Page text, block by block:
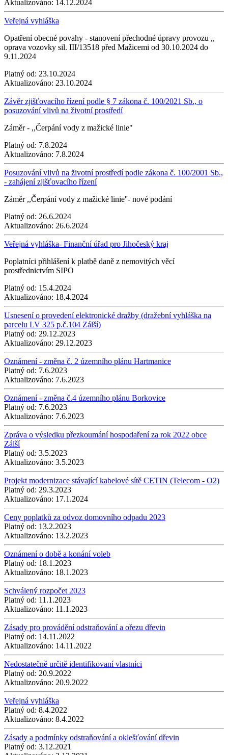
Aktualizováno: 14.12.2024
Veřejná vyhláška
Opatření obecné povahy - stanovení přechodné úpravy provozu ,,
oprava vozovky sil. III/13518 před Mažicemi od 30.10.2024 do
9.11.2024
Platný od: 23.10.2024
Aktualizováno: 23.10.2024
Závěr zjišťovacího řízení podle § 7 zákona č. 100/2021 Sb., o
posuzování vlivů na životní prostředí
Záměr - ,,Čerpání vody z mažické linie"
Platný od: 7.8.2024
Aktualizováno: 7.8.2024
Posuzování vlivů na životní prostředí podle zákona č. 100/2001 Sb.,
- zahájení zjišťovacího řízení
Záměr ,,Čerpání vody z mažické linie''- nové podání
Platný od: 26.6.2024
Aktualizováno: 26.6.2024
Veřejná vyhláška- Finanční úřad pro Jihočeský kraj
Poplatníci přihlášení k platbě daně z nemovitých věcí
prostřednictvím SIPO
Platný od: 15.4.2024
Aktualizováno: 18.4.2024
Usnesení o provedení elektronické dražby (dražební vyhláška na
parcelu LV 325 p.č.104 Zálší)
Platný od: 29.12.2023
Aktualizováno: 29.12.2023
Oznámení - změna č. 2 územního plánu Hartmanice
Platný od: 7.6.2023
Aktualizováno: 7.6.2023
Oznámení - změna č.4 územního plánu Borkovice
Platný od: 7.6.2023
Aktualizováno: 7.6.2023
Zpráva o výsledku přezkoumání hospodaření za rok 2022 obce
Zálší
Platný od: 3.5.2023
Aktualizováno: 3.5.2023
Projekt modernizace stávající kabelové sítě CETIN (Telecom - O2)
Platný od: 29.3.2023
Aktualizováno: 17.1.2024
Ceny poplatků za odvoz domovního odpadu 2023
Platný od: 13.2.2023
Aktualizováno: 13.2.2023
Oznámení o době a konání voleb
Platný od: 18.1.2023
Aktualizováno: 18.1.2023
Schválený rozpočet 2023
Platný od: 11.1.2023
Aktualizováno: 11.1.2023
Zásady pro provádění odstraňování a ořezu dřevin
Platný od: 14.11.2022
Aktualizováno: 14.11.2022
Nedostatečně určitě identifikovaní vlastníci
Platný od: 20.9.2022
Aktualizováno: 20.9.2022
Veřejná vyhláška
Platný od: 8.4.2022
Aktualizováno: 8.4.2022
Zásady a podmínky odstraňování a oklešťování dřevin
Platný od: 3.12.2021